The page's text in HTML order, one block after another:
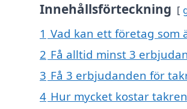
Innehållsförteckning
1 Vad kan ett företag som
2 Få alltid minst 3
3 Få 3 erbjudanden för
4 Hur mycket kostar